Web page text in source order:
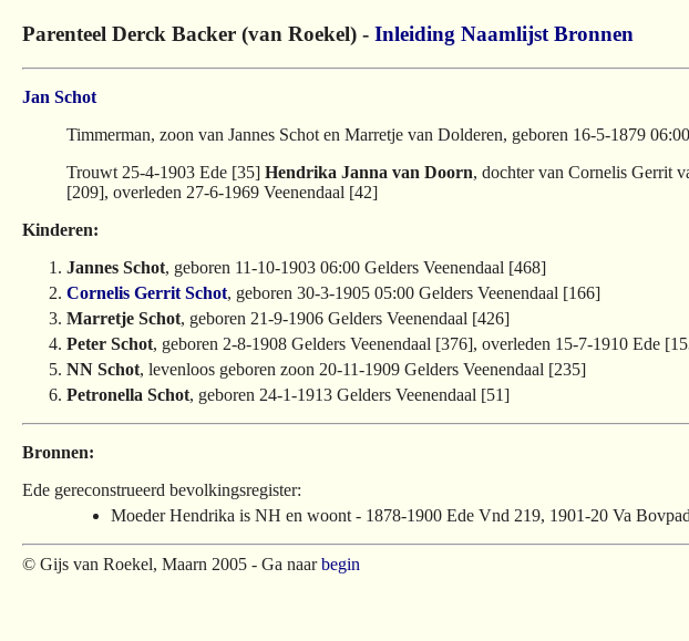
Parenteel Derck Backer (van Roekel) - Inleiding Naamlijst Bronnen
Jan Schot
Timmerman, zoon van Jannes Schot en Marretje van Dolderen, geboren 16-5-1879
Trouwt 25-4-1903 Ede [35] Hendrika Janna van Doorn, dochter van Cornelis Gerrit
[209], overleden 27-6-1969 Veenendaal [42]
Kinderen:
Jannes Schot, geboren 11-10-1903 06:00 Gelders Veenendaal [468]
Cornelis Gerrit Schot, geboren 30-3-1905 05:00 Gelders Veenendaal [166]
Marretje Schot, geboren 21-9-1906 Gelders Veenendaal [426]
Peter Schot, geboren 2-8-1908 Gelders Veenendaal [376], overleden 15-7-1910 Ede
NN Schot, levenloos geboren zoon 20-11-1909 Gelders Veenendaal [235]
Petronella Schot, geboren 24-1-1913 Gelders Veenendaal [51]
Bronnen:
Ede gereconstrueerd bevolkingsregister:
Moeder Hendrika is NH en woont - 1878-1900 Ede Vnd 219, 1901-20 Va
© Gijs van Roekel, Maarn 2005 - Ga naarbegin